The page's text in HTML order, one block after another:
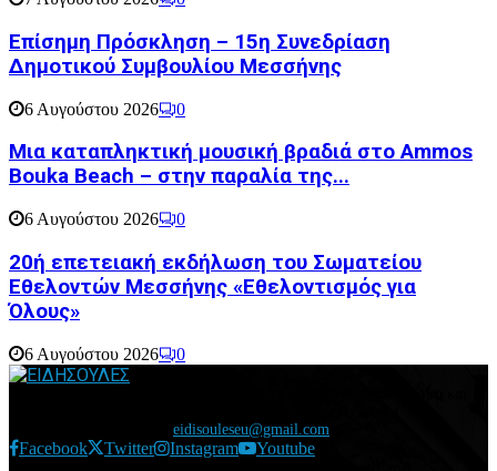
Επίσημη Πρόσκληση – 15η Συνεδρίαση
Δημοτικού Συμβουλίου Μεσσήνης
6 Αυγούστου 2026 0
Μια καταπληκτική μουσική βραδιά στο Ammos
Bouka Beach – στην παραλία της...
6 Αυγούστου 2026 0
20ή επετειακή εκδήλωση του Σωματείου
Εθελοντών Μεσσήνης «Εθελοντισμός για
Όλους»
6 Αυγούστου 2026 0
eidisouleseu@gmail.com
Facebook Twitter Instagram
Youtube